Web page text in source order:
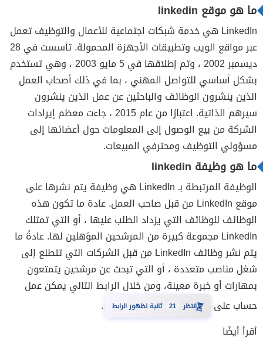
ما هو موقع linkedin
LinkedIn هي خدمة شبكات اجتماعية للأعمال والتوظيف تعمل
عبر مواقع الويب وتطبيقات الأجهزة المحمولة. تأسست في 28
ديسمبر 2002 ، وتم إطلاقها في 5 مايو 2003 ، وهي تستخدم
بشكل أساسي للتواصل المهني ، بما في ذلك أصحاب العمل
الذين ينشرون الوظائف والباحثين عن عمل الذين ينشرون
سيرهم الذاتية. اعتبارًا من عام 2015 ، جاءت معظم إيرادات
الشركة من بيع الوصول إلى المعلومات حول أعضائها إلى
مسؤولي التوظيف ومحترفي المبيعات.
ما هو وظيفة linkedin
الوظيفة المرتبطة بـ LinkedIn هي وظيفة يتم نشرها على
موقع LinkedIn من قبل صاحب العمل. عادة ما تكون هذه
الوظائف للوظائف التي يزداد الطلب عليها ، أو التي تمتلك
LinkedIn مجموعة كبيرة من المرشحين المؤهلين لها. عادةً ما
يتم نشر وظائف LinkedIn من قبل الشركات التي تتطلع إلى
شغل مناصب متعددة ، أو التي تبحث عن مرشحين يتمتعون
بمهارات أو خبرة معينة، ومن خلال الرابط التالي يمكن عمل
حساب على
⏳انتظر 20 ثانية لظهور الرابط
.
أقرأ أيضًا